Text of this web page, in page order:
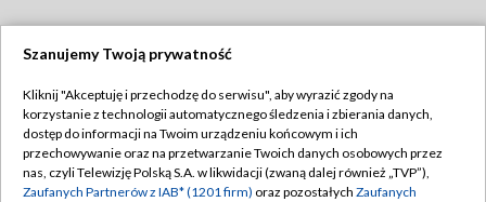
TVP
Abonament TVP
Emisja w TVP
Regulamin TVP
Polityka prywatności
Szanujemy Twoją prywatność
Kliknij "Akceptuję i przechodzę do serwisu", aby wyrazić zgody na
korzystanie z technologii automatycznego śledzenia i zbierania danych,
dostęp do informacji na Twoim urządzeniu końcowym i ich
przechowywanie oraz na przetwarzanie Twoich danych osobowych przez
nas, czyli Telewizję Polską S.A. w likwidacji (zwaną dalej również „TVP”),
Zaufanych Partnerów z IAB* (1201 firm) oraz pozostałych Zaufanych